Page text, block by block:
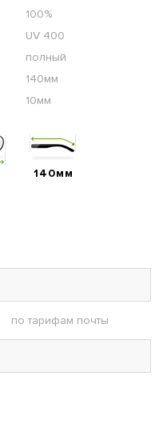
100%
UV 400
полный
140мм
10мм
140мм
по тарифам почты